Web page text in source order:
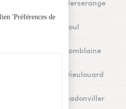
Fleuristes à Toul
Fleuristes à Tomblaine
Fleuristes à Dieulouard
Fleuristes à Badonviller